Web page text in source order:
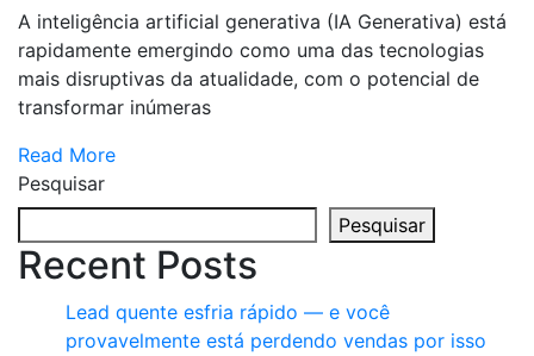
A inteligência artificial generativa (IA Generativa) está
rapidamente emergindo como uma das tecnologias
mais disruptivas da atualidade, com o potencial de
transformar inúmeras
Read More
Pesquisar
Pesquisar
Recent Posts
Lead quente esfria rápido — e você
provavelmente está perdendo vendas por isso